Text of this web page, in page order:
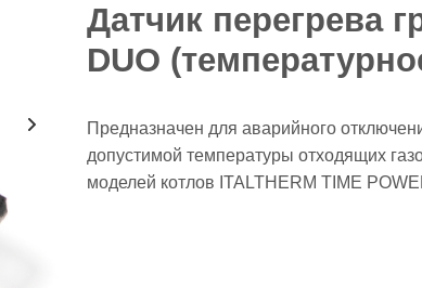
Датчик перегрева
DUO
Предназначен для аварийного
допустимой температуры отходящих
моделей котлов ITALTHERM TIME